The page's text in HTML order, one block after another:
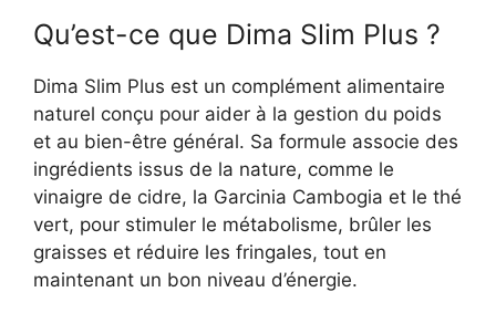
Qu’est-ce que Dima Slim Plus ?
Dima Slim Plus est un complément alimentaire
naturel conçu pour aider à la gestion du poids
et au bien-être général. Sa formule associe des
ingrédients issus de la nature, comme le
vinaigre de cidre, la Garcinia Cambogia et le thé
vert, pour stimuler le métabolisme, brûler les
graisses et réduire les fringales, tout en
maintenant un bon niveau d’énergie.